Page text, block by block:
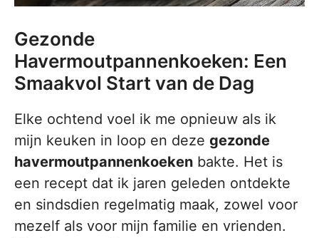
Gezonde
Havermoutpannenkoeken: Een
Smaakvol Start van de Dag
Elke ochtend voel ik me opnieuw als ik
mijn keuken in loop en deze gezonde
havermoutpannenkoeken bakte. Het is
een recept dat ik jaren geleden ontdekte
en sindsdien regelmatig maak, zowel voor
mezelf als voor mijn familie en vrienden.